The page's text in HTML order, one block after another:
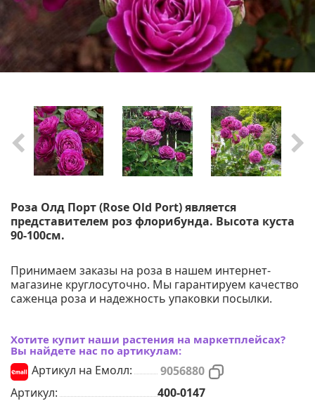
Роза Олд Порт (Rose Old Port) является
представителем роз флорибунда. Высота куста
90-100см.
Принимаем заказы на роза в нашем интернет-
магазине круглосуточно. Мы гарантируем качество
саженца роза и надежность упаковки посылки.
Хотите купит наши растения на маркетплейсах?
Вы найдете нас по артикулам:
Артикул на Емолл:
9056880
Артикул:
400-0147